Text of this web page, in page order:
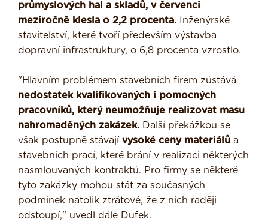
průmyslových hal a skladů, v červenci
meziročně klesla o 2,2 procenta. Inženýrské
stavitelství, které tvoří především výstavba
dopravní infrastruktury, o 6,8 procenta vzrostlo.
"Hlavním problémem stavebních firem zůstává
nedostatek kvalifikovaných i pomocných
pracovníků, který neumožňuje realizovat masu
nahromaděných zakázek. Další překážkou se
však postupně stávají vysoké ceny materiálů a
stavebních prací, které brání v realizaci některých
nasmlouvaných kontraktů. Pro firmy se některé
tyto zakázky mohou stát za současných
podmínek natolik ztrátové, že z nich raději
odstoupí," uvedl dále Dufek.